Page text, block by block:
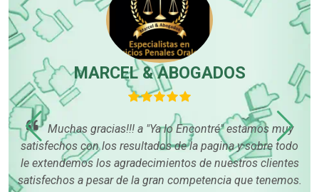
MARCEL & ABOGADOS
Muchas gracias!!! a "Ya lo Encontré" estamos muy
satisfechos con los resultados de la pagina y sobre todo
le extendemos los agradecimientos de nuestros clientes
satisfechos a pesar de la gran competencia que tenemos.